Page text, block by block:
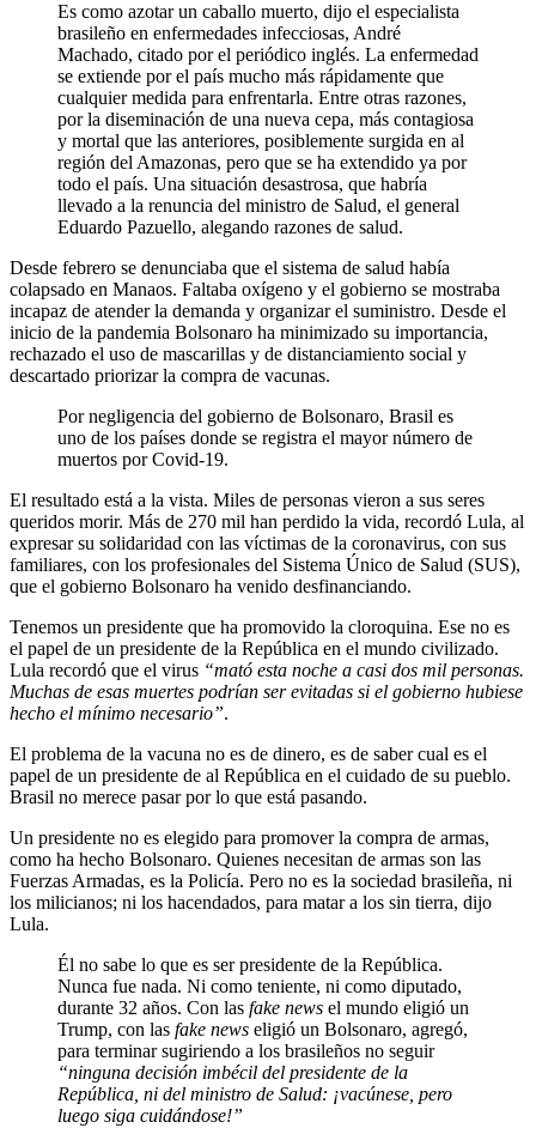
Es como azotar un caballo muerto, dijo el especialista
brasileño en enfermedades infecciosas, André
Machado, citado por el periódico inglés. La enfermedad
se extiende por el país mucho más rápidamente que
cualquier medida para enfrentarla. Entre otras razones,
por la diseminación de una nueva cepa, más contagiosa
y mortal que las anteriores, posiblemente surgida en al
región del Amazonas, pero que se ha extendido ya por
todo el país. Una situación desastrosa, que habría
llevado a la renuncia del ministro de Salud, el general
Eduardo Pazuello, alegando razones de salud.
Desde febrero se denunciaba que el sistema de salud había
colapsado en Manaos. Faltaba oxígeno y el gobierno se mostraba
incapaz de atender la demanda y organizar el suministro. Desde el
inicio de la pandemia Bolsonaro ha minimizado su importancia,
rechazado el uso de mascarillas y de distanciamiento social y
descartado priorizar la compra de vacunas.
Por negligencia del gobierno de Bolsonaro, Brasil es
uno de los países donde se registra el mayor número de
muertos por Covid-19.
El resultado está a la vista. Miles de personas vieron a sus seres
queridos morir. Más de 270 mil han perdido la vida, recordó Lula, al
expresar su solidaridad con las víctimas de la coronavirus, con sus
familiares, con los profesionales del Sistema Único de Salud (SUS),
que el gobierno Bolsonaro ha venido desfinanciando.
Tenemos un presidente que ha promovido la cloroquina. Ese no es
el papel de un presidente de la República en el mundo civilizado.
Lula recordó que el virus “mató esta noche a casi dos mil personas.
Muchas de esas muertes podrían ser evitadas si el gobierno hubiese
hecho el mínimo necesario”.
El problema de la vacuna no es de dinero, es de saber cual es el
papel de un presidente de al República en el cuidado de su pueblo.
Brasil no merece pasar por lo que está pasando.
Un presidente no es elegido para promover la compra de armas,
como ha hecho Bolsonaro. Quienes necesitan de armas son las
Fuerzas Armadas, es la Policía. Pero no es la sociedad brasileña, ni
los milicianos; ni los hacendados, para matar a los sin tierra, dijo
Lula.
Él no sabe lo que es ser presidente de la República.
Nunca fue nada. Ni como teniente, ni como diputado,
durante 32 años. Con las fake news el mundo eligió un
Trump, con las fake news eligió un Bolsonaro, agregó,
para terminar sugiriendo a los brasileños no seguir
“ninguna decisión imbécil del presidente de la
República, ni del ministro de Salud: ¡vacúnese, pero
luego siga cuidándose!”